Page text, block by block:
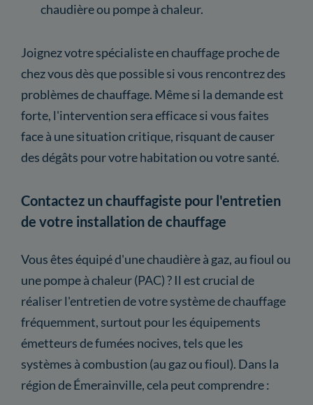
chaudière ou pompe à chaleur.
Joignez votre spécialiste en chauffage proche de
chez vous dès que possible si vous rencontrez des
problèmes de chauffage. Même si la demande est
forte, l'intervention sera efficace si vous faites
face à une situation critique, risquant de causer
des dégâts pour votre habitation ou votre santé.
Contactez un chauffagiste pour l'entretien
de votre installation de chauffage
Vous êtes équipé d'une chaudière à gaz, au fioul ou
une pompe à chaleur (PAC) ? Il est crucial de
réaliser l'entretien de votre système de chauffage
fréquemment, surtout pour les équipements
émetteurs de fumées nocives, tels que les
systèmes à combustion (au gaz ou fioul). Dans la
région de Émerainville, cela peut comprendre :